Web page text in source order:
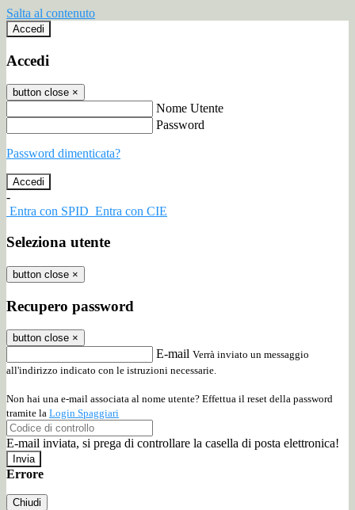
Salta al contenuto
Accedi
Accedi
button close ×
Nome Utente
Password
Password dimenticata?
-
Entra con SPID Entra con CIE
Seleziona utente
button close ×
Recupero password
button close ×
E-mail Verrà inviato un messaggio
all'indirizzo indicato con le istruzioni necessarie.
Non hai una e-mail associata al nome utente? Effettua il reset della password
tramite la Login Spaggiari
E-mail inviata, si prega di controllare la casella di posta elettronica!
Errore
Chiudi